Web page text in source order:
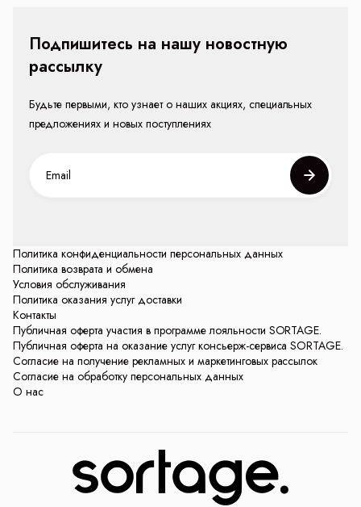
Политика конфиденциальности персональных данных
Политика возврата и обмена
Условия обслуживания
Политика оказания услуг доставки
Контакты
Публичная оферта участия в программе лояльности SORTAGE.
Публичная оферта на оказание услуг консьерж-сервиса SORTAGE.
Согласие на получение рекламных и маркетинговых рассылок
Согласие на обработку персональных данных
О нас
Подпишитесь на нашу новостную
рассылку
Будьте первыми, кто узнает о наших акциях, специальных
предложениях и новых поступлениях